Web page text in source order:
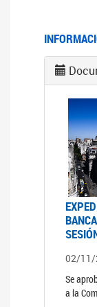
02/11/
Se
a la